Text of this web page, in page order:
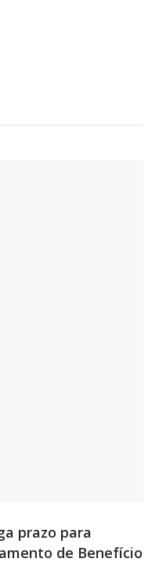
prazo para
de Benefício